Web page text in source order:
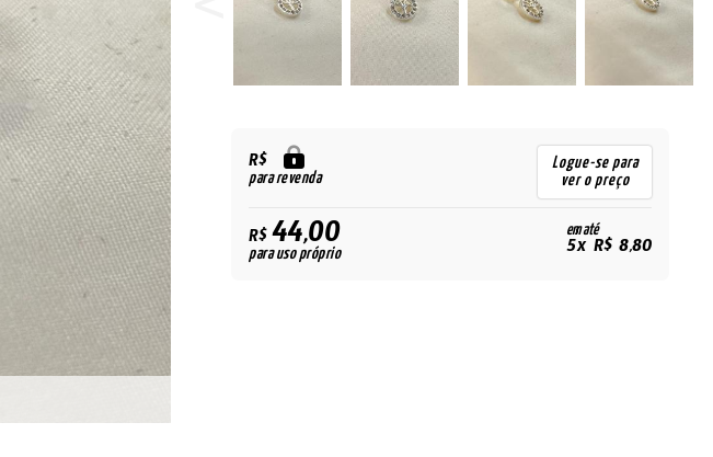
R$
para revenda
Logue-se para
ver o preço
R$44,00
para uso próprio
em até
5x R$ 8,80